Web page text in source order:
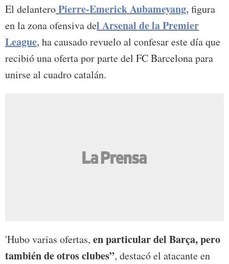
El delanteroPierre-Emerick Aubameyang,figura
en la zona ofensiva del Arsenal de la Premier
League, ha causado revuelo al confesar este día que
recibió una oferta por parte del FC Barcelona para
unirse al cuadro catalán.
'Hubo varias ofertas, en particular del Barça, pero
también de otros clubes”, destacó el atacante en